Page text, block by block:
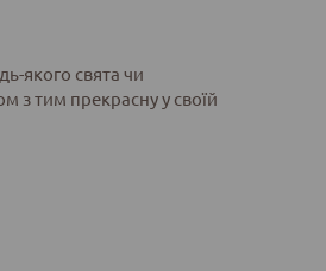
якого свята чи
з тим прекрасну у своїй